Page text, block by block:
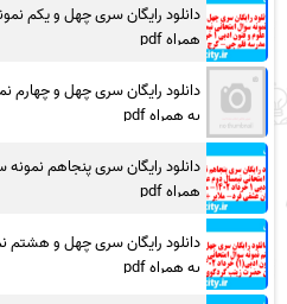
دانلود رایگان سری چهل و یکم
همراه pdf
دانلود رایگان سری چهل و چهارم
به همراه pdf
دانلود رایگان سری پنجاهم
همراه pdf
دانلود رایگان سری چهل و هشتم
به همراه pdf